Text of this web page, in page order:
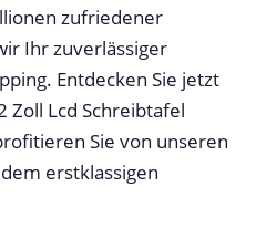
zufriedener
Ihr zuverlässiger
Entdecken Sie jetzt
Zoll Lcd Schreibtafel
Sie von unseren
erstklassigen